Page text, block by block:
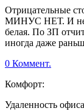
Отрицательные
МИНУС НЕТ. И не
белая. По ЗП
иногда даже
0 Коммент.
Комфорт:
Удаленность